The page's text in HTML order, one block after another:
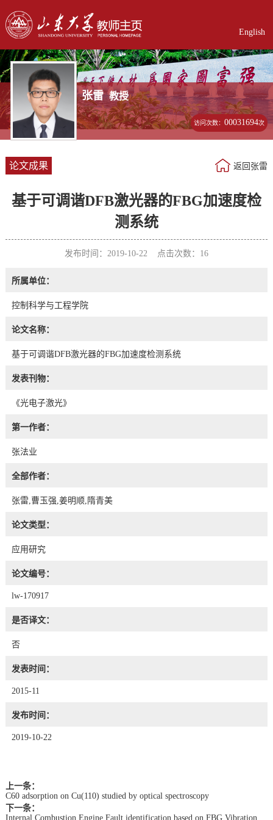
English
张雷 教授
访问次数：00031694次
论文成果 返回张雷
基于可调谐DFB激光器的FBG加速度检
测系统
发布时间：2019-10-22 点击次数： 16
所属单位：
控制科学与工程学院
论文名称：
基于可调谐DFB激光器的FBG加速度检测系统
发表刊物：
《光电子激光》
第一作者：
张法业
全部作者：
张雷,曹玉强,姜明顺,隋青美
论文类型：
应用研究
论文编号：
lw-170917
是否译文：
否
发表时间：
2015-11
发布时间：
2019-10-22
上一条：
C60 adsorption on Cu(110) studied by optical spectroscopy
下一条：
Internal Combustion Engine Fault identification based on FBG Vibration